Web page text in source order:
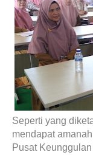
Seperti yang
mendapat
Pusat